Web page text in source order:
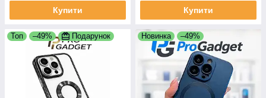
Купити Купити
Топ –49% Подарунок Новинка –49%